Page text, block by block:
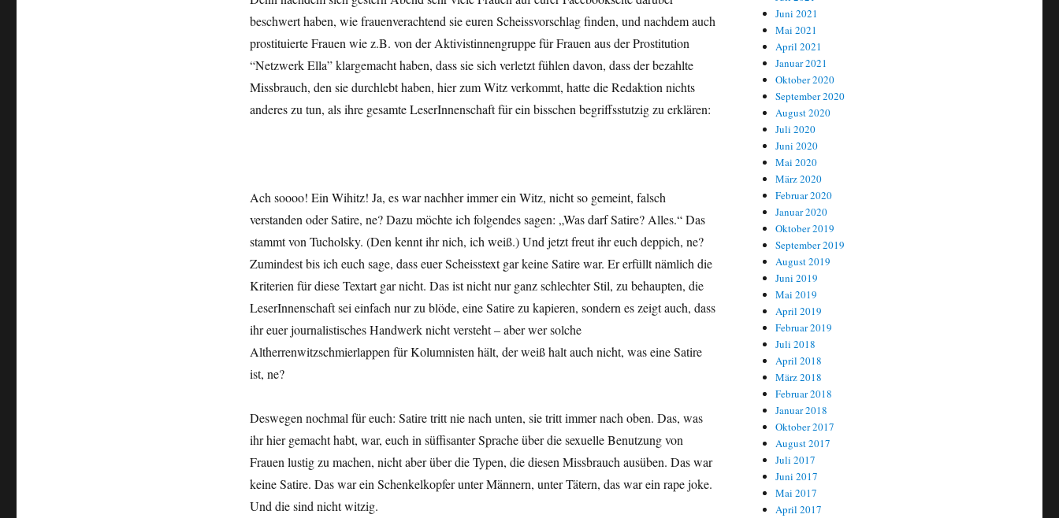
beschwert haben, wie frauenverachtend sie euren Scheissvorschlag finden, und nachdem auch
prostituierte Frauen wie z.B. von der Aktivistinnengruppe für Frauen aus der Prostitution
“Netzwerk Ella” klargemacht haben, dass sie sich verletzt fühlen davon, dass der bezahlte
Missbrauch, den sie durchlebt haben, hier zum Witz verkommt, hatte die Redaktion nichts
anderes zu tun, als ihre gesamte LeserInnenschaft für ein bisschen begriffsstutzig zu erklären:
Ach soooo! Ein Wihitz! Ja, es war nachher immer ein Witz, nicht so gemeint, falsch
verstanden oder Satire, ne? Dazu möchte ich folgendes sagen: „Was darf Satire? Alles.“ Das
stammt von Tucholsky. (Den kennt ihr nich, ich weiß.) Und jetzt freut ihr euch deppich, ne?
Zumindest bis ich euch sage, dass euer Scheisstext gar keine Satire war. Er erfüllt nämlich die
Kriterien für diese Textart gar nicht. Das ist nicht nur ganz schlechter Stil, zu behaupten, die
LeserInnenschaft sei einfach nur zu blöde, eine Satire zu kapieren, sondern es zeigt auch, dass
ihr euer journalistisches Handwerk nicht versteht – aber wer solche
Altherrenwitzschmierlappen für Kolumnisten hält, der weiß halt auch nicht, was eine Satire
ist, ne?
Deswegen nochmal für euch: Satire tritt nie nach unten, sie tritt immer nach oben. Das, was
ihr hier gemacht habt, war, euch in süffisanter Sprache über die sexuelle Benutzung von
Frauen lustig zu machen, nicht aber über die Typen, die diesen Missbrauch ausüben. Das war
keine Satire. Das war ein Schenkelkopfer unter Männern, unter Tätern, das war ein rape joke.
Und die sind nicht witzig.
Juni 2021
Mai 2021
April 2021
Januar 2021
Oktober 2020
September 2020
August 2020
Juli 2020
Juni 2020
Mai 2020
März 2020
Februar 2020
Januar 2020
Oktober 2019
September 2019
August 2019
Juni 2019
Mai 2019
April 2019
Februar 2019
Juli 2018
April 2018
März 2018
Februar 2018
Januar 2018
Oktober 2017
August 2017
Juli 2017
Juni 2017
Mai 2017
April 2017